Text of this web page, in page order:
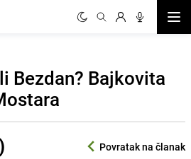
Bezdan? Bajkovita
Povratak na članak